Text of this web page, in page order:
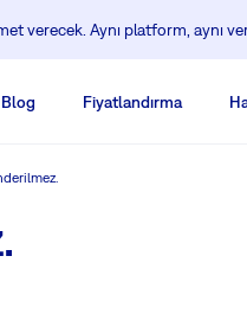
verecek. Aynı platform, aynı
Blog Fiyatlandırma